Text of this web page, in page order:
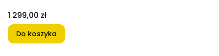
Cena
1 299,00 zł
Do koszyka